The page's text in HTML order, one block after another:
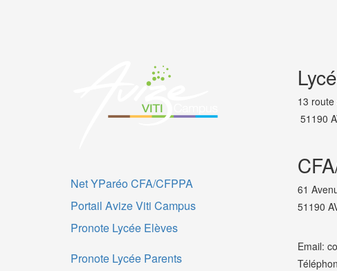
Net YParéo CFA/CFPPA
Portail Avize Viti Campus
Pronote Lycée Elèves
Pronote Lycée Parents
13
51190
61
51190
Email: